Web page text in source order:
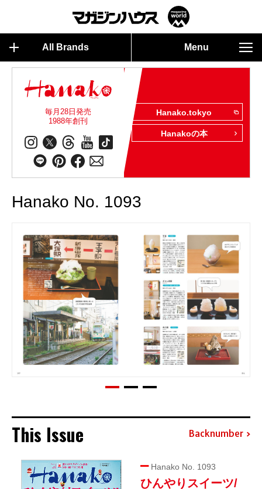
All Brands Menu
毎月28日発売
1988年創刊
Hanako.tokyo
Hanakoの本
Hanako No. 1093
This Issue Backnumber
Hanako No. 1093
ひんやりスイーツ/